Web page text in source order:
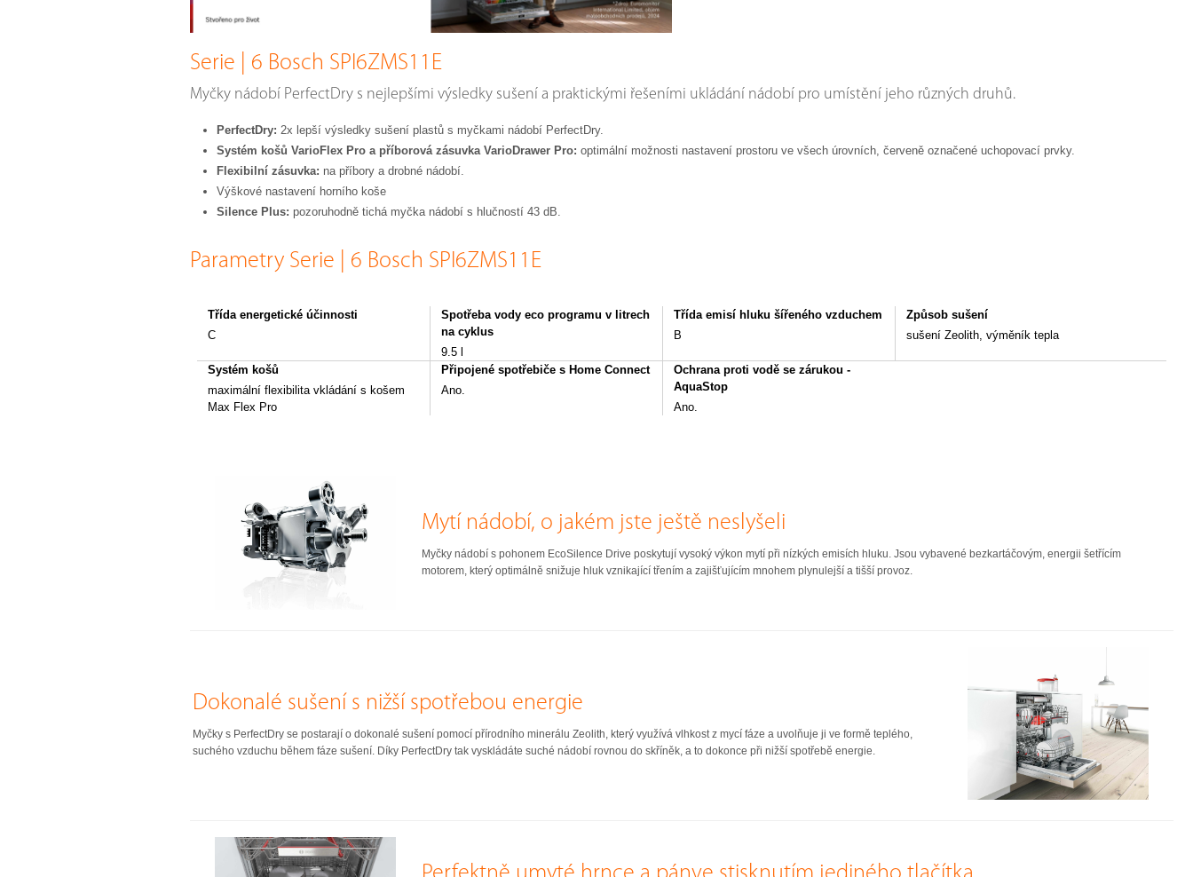
Serie | 6 Bosch SPI6ZMS11E
Myčky nádobí PerfectDry s nejlepšími výsledky sušení a praktickými řešeními ukládání nádobí pro umístění jeho různých druhů.
PerfectDry: 2x lepší výsledky sušení plastů s myčkami nádobí PerfectDry.
Systém košů VarioFlex Pro a příborová zásuvka VarioDrawer Pro: optimální možnosti nastavení prostoru ve všech úrovních, červeně označené uchopovací prvky.
Flexibilní zásuvka: na příbory a drobné nádobí.
Výškové nastavení horního koše
Silence Plus: pozoruhodně tichá myčka nádobí s hlučností 43 dB.
Parametry Serie | 6 Bosch SPI6ZMS11E
Třída energetické účinnosti
C
Spotřeba vody eco programu v litrech
na cyklus
9.5 l
Třída emisí hluku šířeného vzduchem
B
Způsob sušení
sušení Zeolith, výměník tepla
Systém košů
maximální flexibilita vkládání s košem
Max Flex Pro
Připojené spotřebiče s Home Connect
Ano.
Ochrana proti vodě se zárukou -
AquaStop
Ano.
Mytí nádobí, o jakém jste ještě neslyšeli
Myčky nádobí s pohonem EcoSilence Drive poskytují vysoký výkon mytí při nízkých emisích hluku. Jsou vybavené bezkartáčovým, energii šetřícím
motorem, který optimálně snižuje hluk vznikající třením a zajišťujícím mnohem plynulejší a tišší provoz.
Dokonalé sušení s nižší spotřebou energie
Myčky s PerfectDry se postarají o dokonalé sušení pomocí přírodního minerálu Zeolith, který využívá vlhkost z mycí fáze a uvolňuje ji ve formě teplého,
suchého vzduchu během fáze sušení. Díky PerfectDry tak vyskládáte suché nádobí rovnou do skříněk, a to dokonce při nižší spotřebě energie.